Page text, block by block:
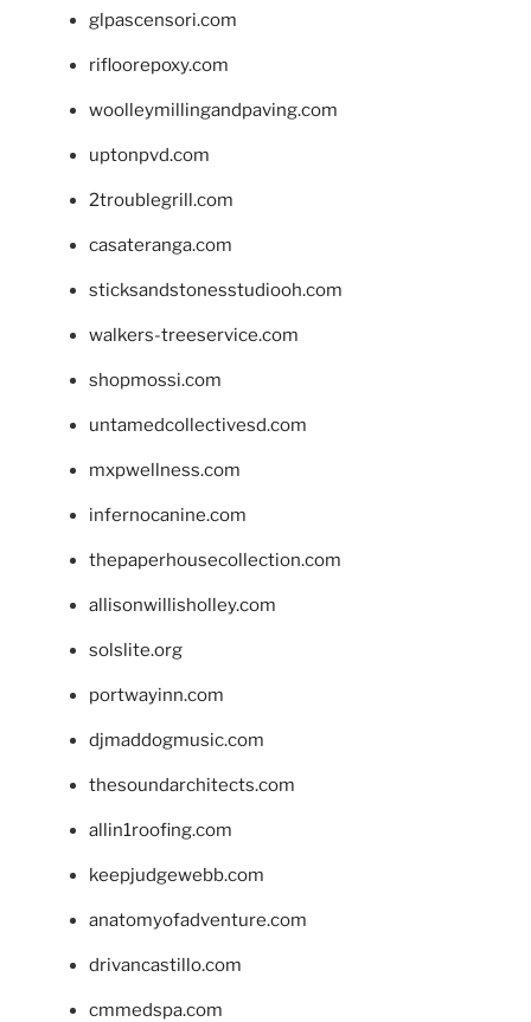
glpascensori.com
rifloorepoxy.com
woolleymillingandpaving.com
uptonpvd.com
2troublegrill.com
casateranga.com
sticksandstonesstudiooh.com
walkers-treeservice.com
shopmossi.com
untamedcollectivesd.com
mxpwellness.com
infernocanine.com
thepaperhousecollection.com
allisonwillisholley.com
solslite.org
portwayinn.com
djmaddogmusic.com
thesoundarchitects.com
allin1roofing.com
keepjudgewebb.com
anatomyofadventure.com
drivancastillo.com
cmmedspa.com